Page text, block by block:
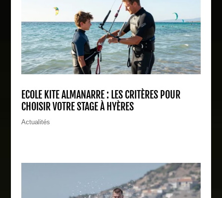
ECOLE KITE ALMANARRE : LES CRITÈRES POUR
CHOISIR VOTRE STAGE À HYÈRES
Actualités